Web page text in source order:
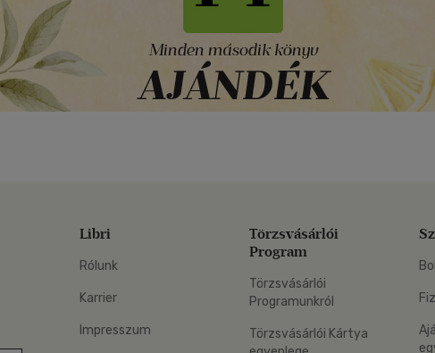
Libri
Rólunk
Karrier
Impresszum
Törzsvásárlói
Program
Törzsvásárlói
Programunkról
Törzsvásárlói Kártya